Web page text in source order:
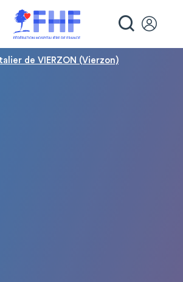
de VIERZON (Vierzon)
des cookies